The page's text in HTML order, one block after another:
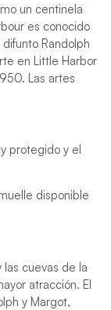
un centinela
es conocido
Randolph
en Little Harbor
Las artes
protegido y el
disponible
cuevas de la
atracción. El
y Margot,